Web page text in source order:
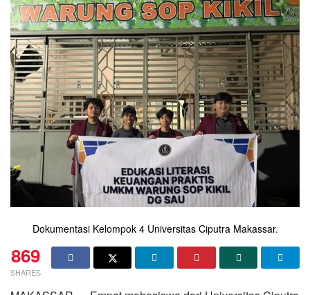
Dokumentasi Kelompok 4 Universitas Ciputra Makassar.
869
SHARES